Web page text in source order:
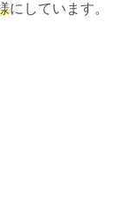
にしています。